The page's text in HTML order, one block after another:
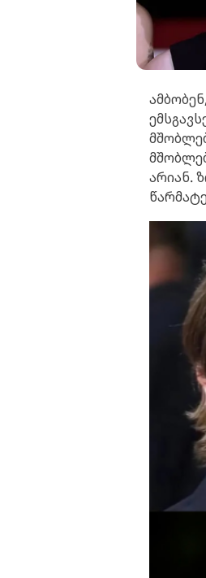
არიან.